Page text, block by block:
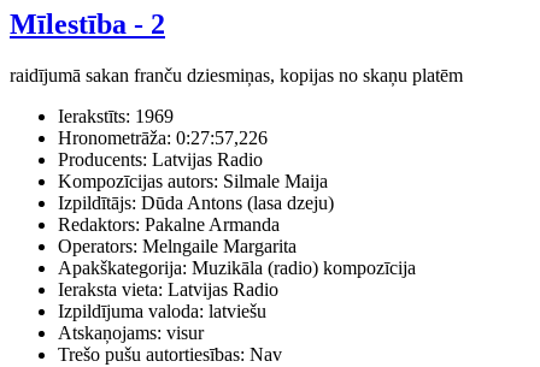
Mīlestība - 2
raidījumā sakan franču dziesmiņas, kopijas no skaņu platēm
Ierakstīts: 1969
Hronometrāža: 0:27:57,226
Producents: Latvijas Radio
Kompozīcijas autors: Silmale Maija
Izpildītājs: Dūda Antons (lasa dzeju)
Redaktors: Pakalne Armanda
Operators: Melngaile Margarita
Apakškategorija: Muzikāla (radio) kompozīcija
Ieraksta vieta: Latvijas Radio
Izpildījuma valoda: latviešu
Atskaņojams: visur
Trešo pušu autortiesības: Nav